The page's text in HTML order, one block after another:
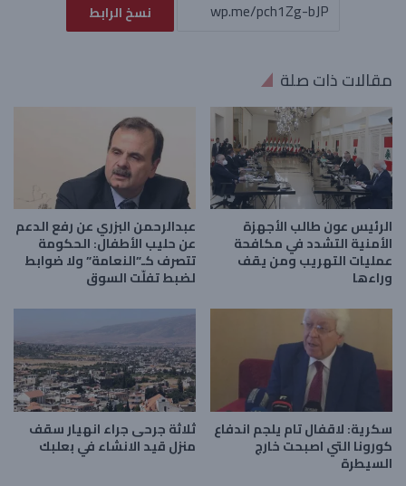
نسخ الرابط
مقالات ذات صلة
الرئيس عون طالب الأجهزة
الأمنية التشدد في مكافحة
عمليات التهريب ومن يقف
وراءها
عبدالرحمن البزري عن رفع الدعم
عن حليب الأطفال: الحكومة
تتصرف كـ”النعامة” ولا ضوابط
لضبط تفلّت السوق
سكرية: لاقفال تام يلجم اندفاع
كورونا التي اصبحت خارج
السيطرة
ثلاثة جرحى جراء انهيار سقف
منزل قيد الانشاء في بعلبك